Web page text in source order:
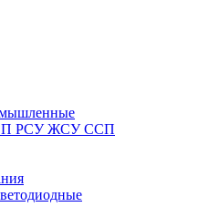
РСУ ЖСУ ССП